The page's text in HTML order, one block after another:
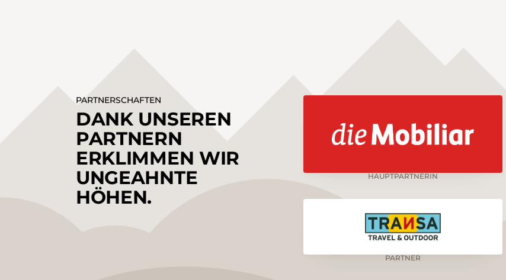
PARTNERSCHAFTEN
DANK UNSEREN
PARTNERN
ERKLIMMEN WIR
UNGEAHNTE
HÖHEN.
HAUPTPARTNERIN
PARTNER